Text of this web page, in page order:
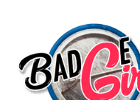
la
navigation
contenu